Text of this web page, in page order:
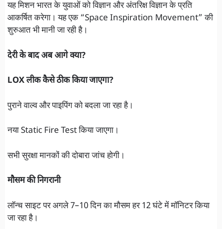
यह मिशन भारत के युवाओं को विज्ञान और अंतरिक्ष विज्ञान के प्रति
आकर्षित करेगा। यह एक “Space Inspiration Movement” की
शुरुआत भी मानी जा रही है।
देरी के बाद अब आगे क्या?
LOX लीक कैसे ठीक किया जाएगा?
पुराने वाल्व और पाइपिंग को बदला जा रहा है।
नया Static Fire Test किया जाएगा।
सभी सुरक्षा मानकों की दोबारा जांच होगी।
मौसम की निगरानी
लॉन्च साइट पर अगले 7–10 दिन का मौसम हर 12 घंटे में मॉनिटर किया
जा रहा है।